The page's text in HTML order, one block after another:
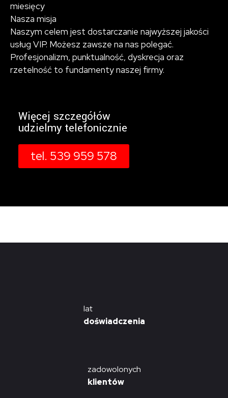
miesięcy
Nasza misja
Naszym celem jest dostarczanie najwyższej jakości
usług VIP. Możesz zawsze na nas polegać.
Profesjonalizm, punktualność, dyskrecja oraz
rzetelność to fundamenty naszej firmy.
Więcej szczegółów
udzielmy telefonicznie
tel. 539 959 578
lat
doświadczenia
zadowolonych
klientów